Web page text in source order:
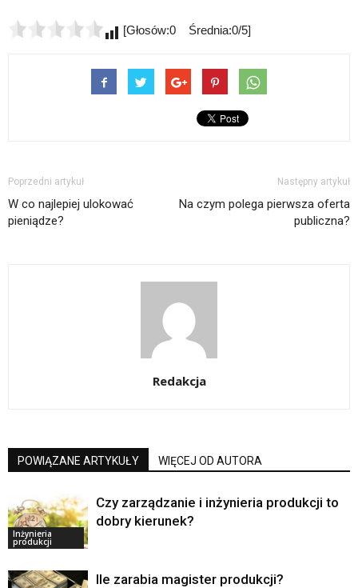
[Głosów:0 Średnia:0/5]
Poprzedni artykuł
W co najlepiej ulokować
pieniądze?
Następny artykuł
Na czym polega pierwsza oferta
publiczna?
Redakcja
POWIĄZANE ARTYKUŁY WIĘCEJ OD AUTORA
Inżynieria
produkcji
Czy zarządzanie i inżynieria produkcji to
dobry kierunek?
Ile zarabia magister produkcji?